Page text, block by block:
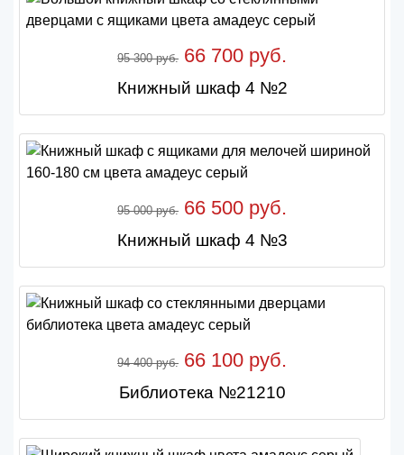
95 300 руб. 66 700 руб.
Книжный шкаф 4 №2
95 000 руб. 66 500 руб.
Книжный шкаф 4 №3
94 400 руб. 66 100 руб.
Библиотека №21210